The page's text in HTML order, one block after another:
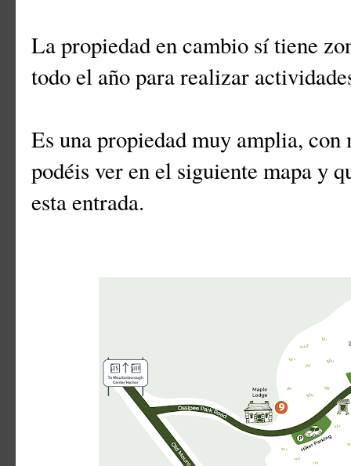
La propiedad en cambio sí tiene
todo el año para realizar
Es una propiedad muy amplia, con
podéis ver en el siguiente mapa y
esta entrada.